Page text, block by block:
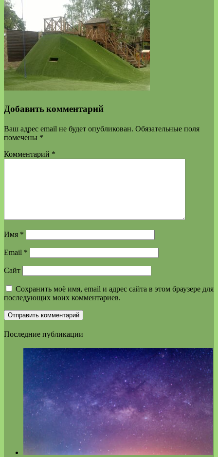
Добавить комментарий
Ваш адрес email не будет опубликован. Обязательные поля
помечены *
Комментарий *
Имя *
Email *
Сайт
Сохранить моё имя, email и адрес сайта в этом браузере для
последующих моих комментариев.
Последние публикации